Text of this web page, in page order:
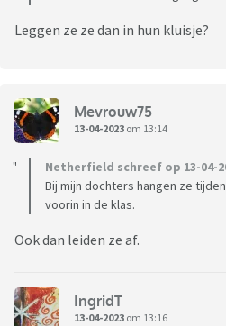
Leggen ze ze dan in hun kluisje?
Mevrouw75
13-04-2023 om 13:14
Netherfield schreef op 13-04-
Bij mijn dochters hangen ze
voorin in de klas.
Ook dan leiden ze af.
IngridT
13-04-2023 om 13:16